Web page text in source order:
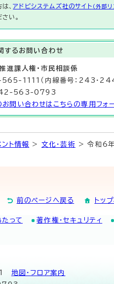
、アドビシステムズ社のサイト （外部リ
い。
する お問い合わせ
進課 人権・市民相談係
565-1111（内線番号：243・
042-563-0793
お問い合わせはこちらの専用フォ
ント情報 > 文化・芸術 > 令和6年
前のページへ戻る トッ
たって 著作権・セキュリティ
1 地図･フロア案内